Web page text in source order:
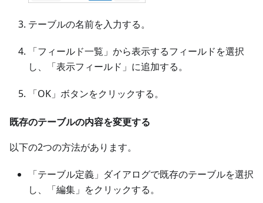
テーブルの名前を入力する。
「フィールド一覧」から表示するフィールドを選択
し、「表示フィールド」に追加する。
「OK」ボタンをクリックする。
既存のテーブルの内容を変更する
以下の2つの方法があります。
「テーブル定義」ダイアログで既存のテーブルを選択
し、「編集」をクリックする。